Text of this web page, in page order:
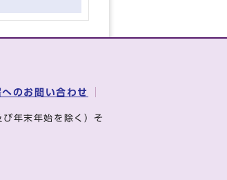
のお問い合わせ
び年末年始を除く）そ